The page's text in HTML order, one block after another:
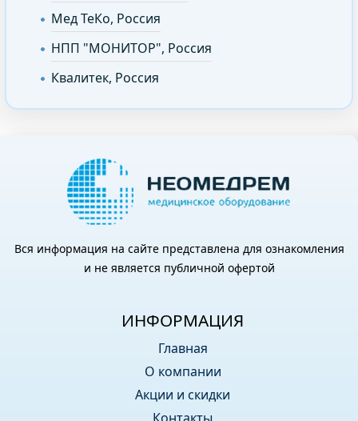
Мед ТеКо, Россия
НПП "МОНИТОР", Россия
Квалитек, Россия
Вся информация на сайте представлена для ознакомления
и не является публичной офертой
ИНФОРМАЦИЯ
Главная
О компании
Акции и скидки